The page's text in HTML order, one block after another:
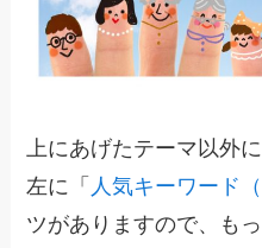
上にあげたテーマ以外
左に「 人気キーワード（
ツがありますので、も